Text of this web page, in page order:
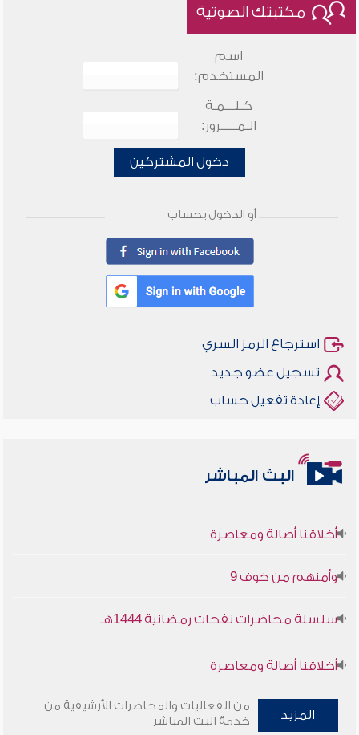
مكتبتك الصوتية
اسم
المستخدم:
كـلـــمـة
الـمـــــرور:
دخول المشتركين
أو الدخول بحساب
استرجاع الرمز السري
تسجيل عضو جديد
إعادة تفعيل حساب
البث المباشر
أخلاقنا أصالة ومعاصرة
وأمنهم من خوف 9
أخلاقنا أصالة ومعاصرة
وأمنهم من خوف 9
المزيد
من الفعاليات والمحاضرات الأرشيفية من
خدمة البث المباشر